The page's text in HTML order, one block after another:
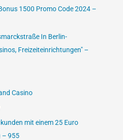
1500 Promo Code 2024 –
In Berlin-
Freizeiteinrichtungen" –
Casino
mit einem 25 Euro
– 955